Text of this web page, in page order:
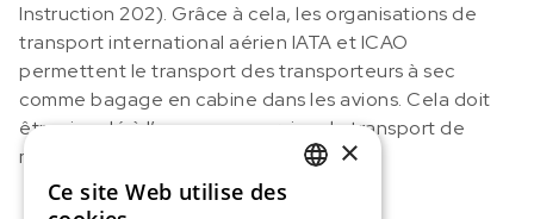
Instruction 202). Grâce à cela, les organisations de
transport international aérien IATA et ICAO
permettent le transport des transporteurs à sec
comme bagage en cabine dans les avions. Cela doit
être signalé à l’avance au service de transport de
matières dangereuses de l’aéroport.×
Ce site Web utilise des